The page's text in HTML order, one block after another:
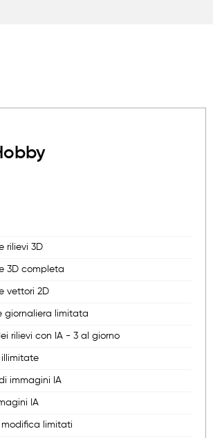
rilievi 3D
3D completa
vettori 2D
giornaliera limitata
rilievi con IA - 3 al giorno
illimitate
immagini IA
IA
limitati